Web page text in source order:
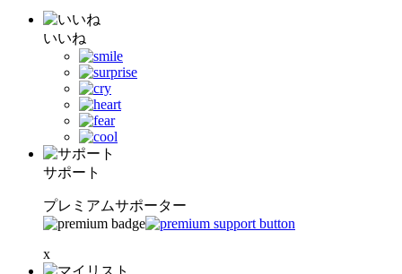
いいね
サポート
プレミアムサポーター
x